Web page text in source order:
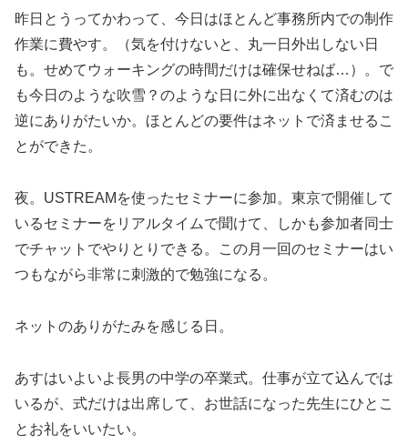
昨日とうってかわって、今日はほとんど事務所内での制作
作業に費やす。（気を付けないと、丸一日外出しない日
も。せめてウォーキングの時間だけは確保せねば…）。で
も今日のような吹雪？のような日に外に出なくて済むのは
逆にありがたいか。ほとんどの要件はネットで済ませるこ
とができた。
夜。USTREAMを使ったセミナーに参加。東京で開催して
いるセミナーをリアルタイムで聞けて、しかも参加者同士
でチャットでやりとりできる。この月一回のセミナーはい
つもながら非常に刺激的で勉強になる。
ネットのありがたみを感じる日。
あすはいよいよ長男の中学の卒業式。仕事が立て込んでは
いるが、式だけは出席して、お世話になった先生にひとこ
とお礼をいいたい。